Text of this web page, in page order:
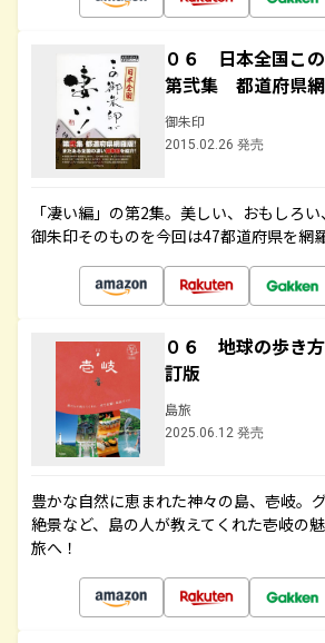
０６ 日本全国こ
第弐集 都道府県
御朱印
2015.02.26 発売
「凄い編」の第2集。美しい、おもしろ
御朱印そのものを今回は47都道府県を網
０６ 地球の歩
訂版
島旅
2025.06.12 発売
豊かな自然に恵まれた神々の島、壱岐。
絶景など、島の人が教えてくれた壱岐の
旅へ！